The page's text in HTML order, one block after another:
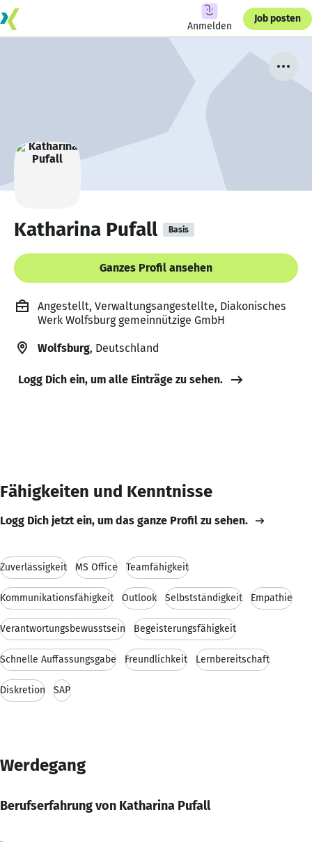
Anmelden
Job posten
Katharina Pufall Basis
Ganzes Profil ansehen
Angestellt, Verwaltungsangestellte, Diakonisches
Werk Wolfsburg gemeinnützige GmbH
Wolfsburg, Deutschland
Logg Dich ein, um alle Einträge zu sehen.
Fähigkeiten und Kenntnisse
Logg Dich jetzt ein, um das ganze Profil zu sehen.
Zuverlässigkeit MS Office Teamfähigkeit
Kommunikationsfähigkeit Outlook Selbstständigkeit Empathie
Verantwortungsbewusstsein Begeisterungsfähigkeit
Schnelle Auffassungsgabe Freundlichkeit Lernbereitschaft
Diskretion SAP
Werdegang
Berufserfahrung von Katharina Pufall